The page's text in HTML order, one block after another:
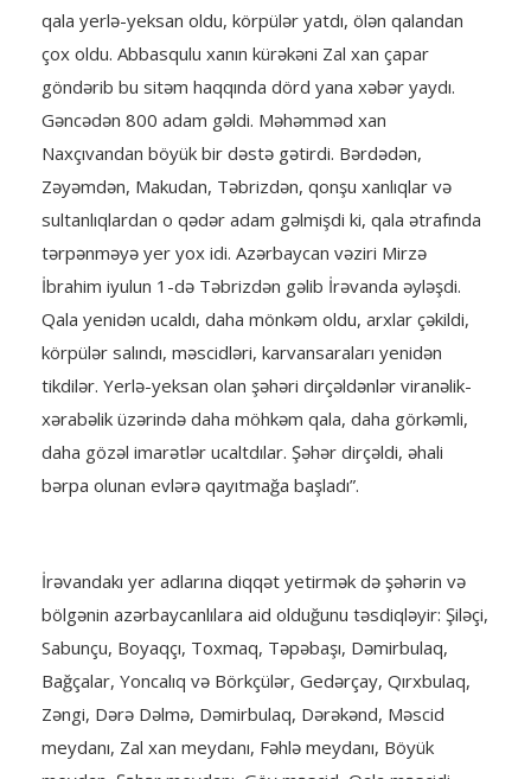
qala yerlə-yeksan oldu, körpülər yatdı, ölən qalandan
çox oldu. Abbasqulu xanın kürəkəni Zal xan çapar
göndərib bu sitəm haqqında dörd yana xəbər yaydı.
Gəncədən 800 adam gəldi. Məhəmməd xan
Naxçıvandan böyük bir dəstə gətirdi. Bərdədən,
Zəyəmdən, Makudan, Təbrizdən, qonşu xanlıqlar və
sultanlıqlardan o qədər adam gəlmişdi ki, qala ətrafında
tərpənməyə yer yox idi. Azərbaycan vəziri Mirzə
İbrahim iyulun 1-də Təbrizdən gəlib İrəvanda əyləşdi.
Qala yenidən ucaldı, daha mönkəm oldu, arxlar çəkildi,
körpülər salındı, məscidləri, karvansaraları yenidən
tikdilər. Yerlə-yeksan olan şəhəri dirçəldənlər viranəlik-
xərabəlik üzərində daha möhkəm qala, daha görkəmli,
daha gözəl imarətlər ucaltdılar. Şəhər dirçəldi, əhali
bərpa olunan evlərə qayıtmağa başladı”.
İrəvandakı yer adlarına diqqət yetirmək də şəhərin və
bölgənin azərbaycanlılara aid olduğunu təsdiqləyir: Şiləçi,
Sabunçu, Boyaqçı, Toxmaq, Təpəbaşı, Dəmirbulaq,
Bağçalar, Yoncalıq və Börkçülər, Gedərçay, Qırxbulaq,
Zəngi, Dərə Dəlmə, Dəmirbulaq, Dərəkənd, Məscid
meydanı, Zal xan meydanı, Fəhlə meydanı, Böyük